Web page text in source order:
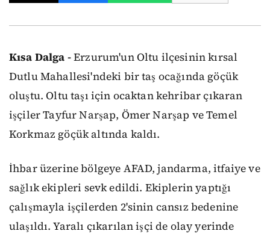
Kısa Dalga -Erzurum'un Oltu ilçesinin kırsal
Dutlu Mahallesi'ndeki bir taş ocağında göçük
oluştu. Oltu taşı için ocaktan kehribar çıkaran
işçiler Tayfur Narşap, Ömer Narşap ve Temel
Korkmaz göçük altında kaldı.
İhbar üzerine bölgeye AFAD, jandarma, itfaiye ve
sağlık ekipleri sevk edildi. Ekiplerin yaptığı
çalışmayla işçilerden 2'sinin cansız bedenine
ulaşıldı. Yaralı çıkarılan işçi de olay yerinde